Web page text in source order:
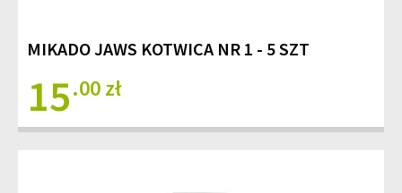
MIKADO JAWS KOTWICA NR 1 - 5 SZT
15.00 zł